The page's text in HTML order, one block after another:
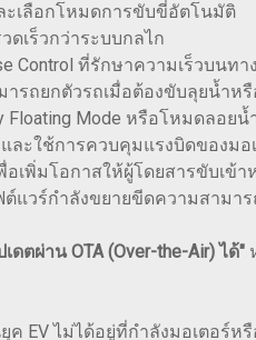
ละเลือกโหมดการขับขี่อัตโนมัติ
เร็วกว่าระบบกลไก
Control ที่รักษาความเร็วบน
รถยกตัวรถเมื่อต้องขับลุยน้ำห
Mode หรือโหมดลอย
ละใช้การควบคุมแรงบิดของ
เพิ่มโอกาสให้ผู้โดยสารขับเข้
แวร์กำลังขยายขีดความสามาร
ดตผ่าน OTA (Over-the-Air) ได้"
EV ไม่ได้อยู่ที่กำลังมอเตอร์